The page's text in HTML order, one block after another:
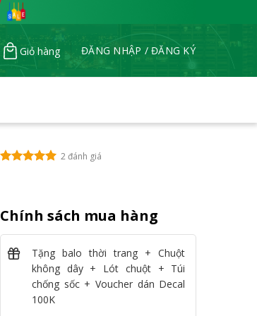
Giỏ hàng ĐĂNG NHẬP / ĐĂNG KÝ
2 đánh giá
Chính sách mua hàng
Tặng balo thời trang + Chuột
không dây + Lót chuột + Túi
chống sốc + Voucher dán Decal
100K